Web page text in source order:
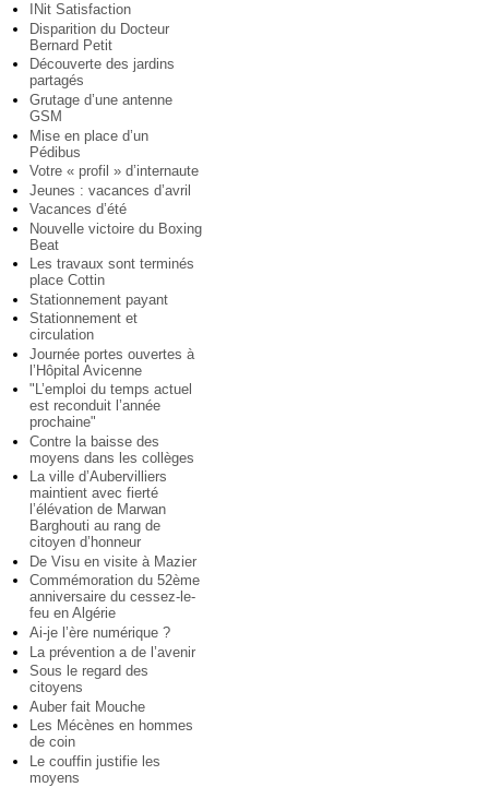
INit Satisfaction
Disparition du Docteur
Bernard Petit
Découverte des jardins
partagés
Grutage d’une antenne
GSM
Mise en place d’un
Pédibus
Votre « profil » d’internaute
Jeunes : vacances d’avril
Vacances d’été
Nouvelle victoire du Boxing
Beat
Les travaux sont terminés
place Cottin
Stationnement payant
Stationnement et
circulation
Journée portes ouvertes à
l’Hôpital Avicenne
"L’emploi du temps actuel
est reconduit l’année
prochaine"
Contre la baisse des
moyens dans les collèges
La ville d’Aubervilliers
maintient avec fierté
l’élévation de Marwan
Barghouti au rang de
citoyen d’honneur
De Visu en visite à Mazier
Commémoration du 52ème
anniversaire du cessez-le-
feu en Algérie
Ai-je l’ère numérique ?
La prévention a de l’avenir
Sous le regard des
citoyens
Auber fait Mouche
Les Mécènes en hommes
de coin
Le couffin justifie les
moyens